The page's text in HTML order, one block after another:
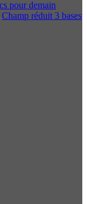
pour demain
Champ réduit 3 bases